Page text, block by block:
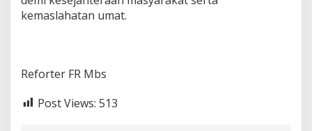
kemaslahatan umat.
Reforter FR Mbs
Post Views: 513